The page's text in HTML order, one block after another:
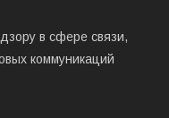
в сфере связи,
коммуникаций